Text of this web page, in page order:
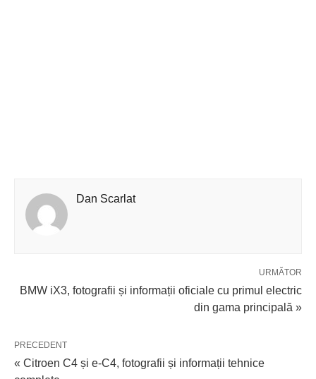
Dan Scarlat
URMĂTOR
BMW iX3, fotografii și informații oficiale cu primul electric
din gama principală »
PRECEDENT
« Citroen C4 și e-C4, fotografii și informații tehnice